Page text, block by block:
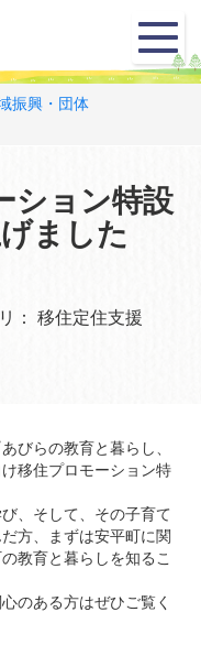
メ
ニ
ュ
振興・団体
ション特設
ました
：
移住定住支援
びらの教育と暮らし、
移住プロモーション特
、そして、その子育て
方、まずは安平町に関
教育と暮らしを知るこ
のある方はぜひご覧く